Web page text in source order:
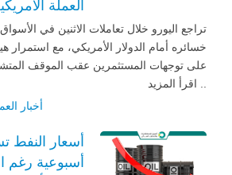
العملة
تراجع اليورو خلال تعاملات الاثنين في
خسائره أمام الدولار الأمريكي، مع استمرار
على توجهات المستثمرين عقب الموقف
.. اقرأ المزيد
أخبار
أسعار النفط
أسبوعية رغم